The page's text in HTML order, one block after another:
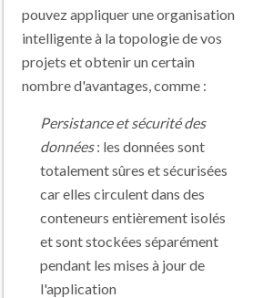
pouvez appliquer une organisation
intelligente à la topologie de vos
projets et obtenir un certain
nombre d'avantages, comme :
Persistance et sécurité des
données: les données sont
totalement sûres et sécurisées
car elles circulent dans des
conteneurs entièrement isolés
et sont stockées séparément
pendant les mises à jour de
l'application